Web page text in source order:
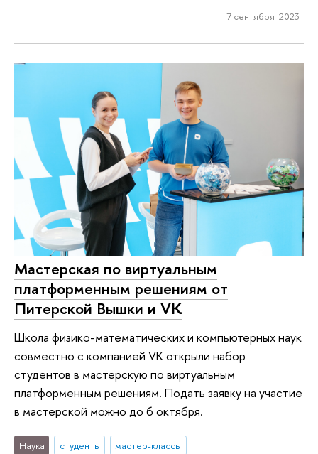
7 сентября 2023
Мастерская по виртуальным
платформенным решениям от
Питерской Вышки и VK
Школа физико-математических и компьютерных наук
совместно с компанией VK открыли набор
студентов в мастерскую по виртуальным
платформенным решениям. Подать заявку на участие
в мастерской можно до 6 октября.
Наука студенты мастер-классы